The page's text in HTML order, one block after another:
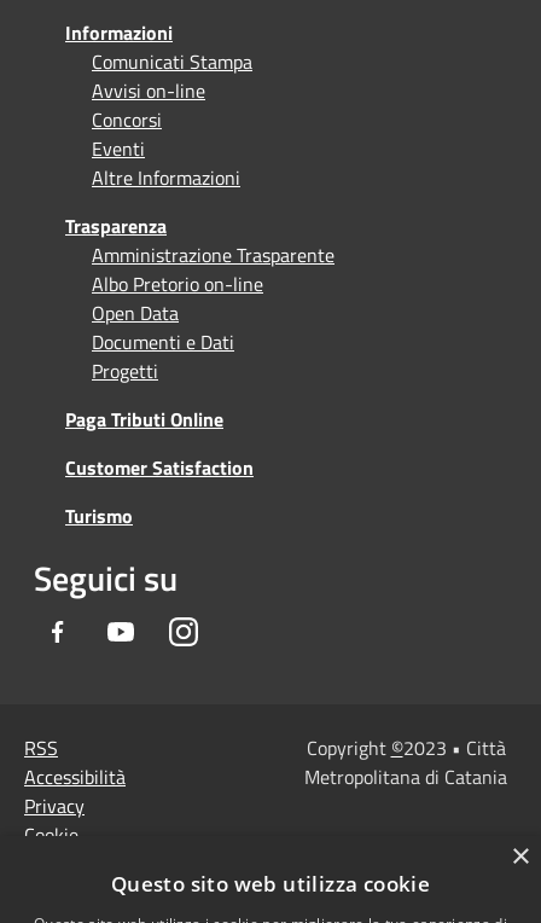
Informazioni
Comunicati Stampa
Avvisi on-line
Concorsi
Eventi
Altre Informazioni
Trasparenza
Amministrazione Trasparente
Albo Pretorio on-line
Open Data
Documenti e Dati
Progetti
Paga Tributi Online
Customer Satisfaction
Turismo
Seguici su
Facebook YoutubeInstagram
RSS
Accessibilità
Privacy
Cookie
Note Legali
Copyright ©2023 • Città
Metropolitana di Catania
×
Questo sito web utilizza cookie